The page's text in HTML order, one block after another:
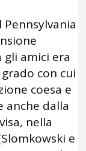
amici era
con cui
coesa e
anche dalla
nella
e